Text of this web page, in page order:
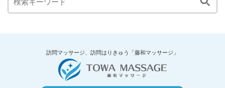
訪問マッサージ、訪問はりきゅう「藤和マッサージ」